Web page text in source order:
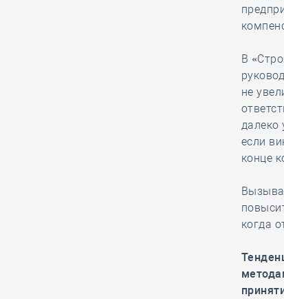
В
не
далеко
если
конце
когда